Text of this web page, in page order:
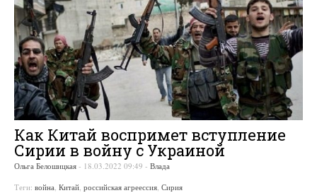
КОНТАКТИ
Как Китай воспримет вступление
Сирии в войну с Украиной
Ольга Белошицкая - 18.03.2022 09:49 - Влада
Теги: война Китай российская агреессия Сирия